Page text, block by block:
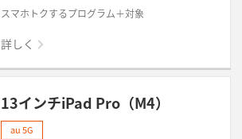
スマホトクするプログラム＋対象
詳しく
13インチiPad Pro（M4）
au 5G